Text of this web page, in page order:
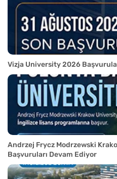
Vizja University 2026
Andrzej Frycz Modrzewski
Başvuruları Devam Ediyor